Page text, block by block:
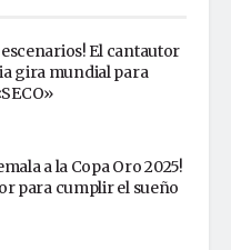
El cantautor
gira mundial para
a la Copa Oro 2025!
para cumplir el sueño